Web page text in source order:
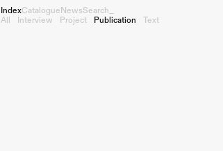
Index
All
Interview Project Publication Text
CatalogueNewsSearch_